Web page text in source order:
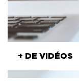
+ DE VIDÉOS